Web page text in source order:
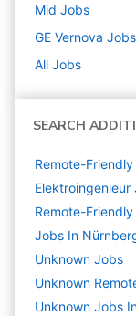
Mid Jobs
GE Vernova Jobs
All Jobs
SEARCH
Remote-
Remote-
Jobs In
Unknown Jobs
Unknown
Unknown Jobs